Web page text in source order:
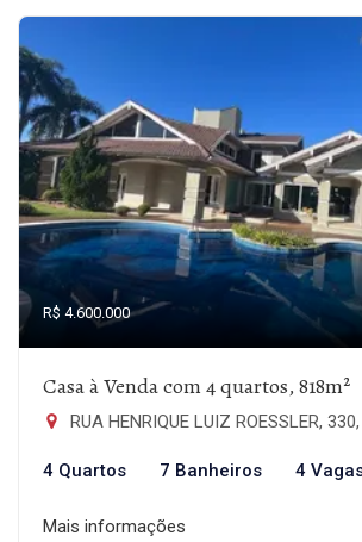
R$ 4.600.000
Casa à Venda com 4 quartos, 818m²
RUA HENRIQUE LUIZ ROESSLER, 330, 330 - São
4 Quartos 7 Banheiros 4
Mais informações